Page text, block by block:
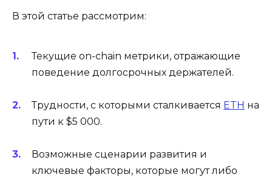
В этой статье рассмотрим:
Текущие on-chain метрики, отражающие
поведение долгосрочных держателей.
Трудности, с которыми сталкивается ETH на
пути к $5 000.
Возможные сценарии развития и
ключевые факторы, которые могут либо